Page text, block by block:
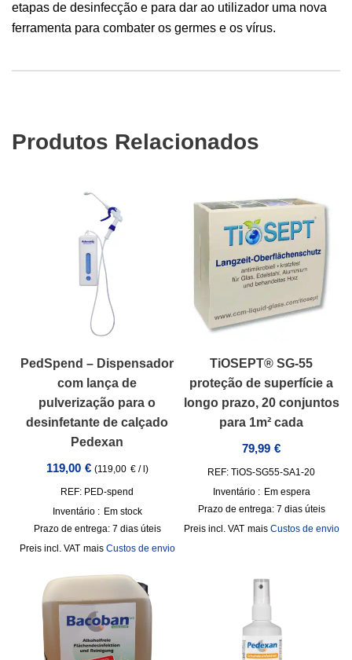
etapas de desinfecção e para dar ao utilizador uma nova
ferramenta para combater os germes e os vírus.
Produtos Relacionados
PedSpend – Dispensador
com lança de
pulverização para o
desinfetante de calçado
Pedexan
119,00 € (119,00 €/ )
REF: PED-spend
Inventário : Em stock
Prazo de entrega: 7 dias úteis
incl. VAT mais Custos de envio
TiOSEPT® SG-55
proteção de superfície a
longo prazo, 20 conjuntos
para 1m² cada
79,99 €
REF: TiOS-SG55-SA1-20
Inventário : Em espera
Prazo de entrega: 7 dias úteis
incl. VAT mais Custos de envio